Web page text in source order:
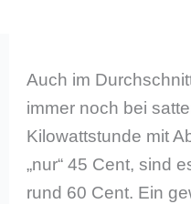
Auch im
immer noch bei
Kilowattstunde mit
„nur“ 45 Cent, sind
rund 60 Cent. Ein